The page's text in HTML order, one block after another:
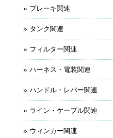
ブレーキ関連
タンク関連
フィルター関連
ハーネス・電装関連
ハンドル・レバー関連
ライン・ケーブル関連
ウィンカー関連